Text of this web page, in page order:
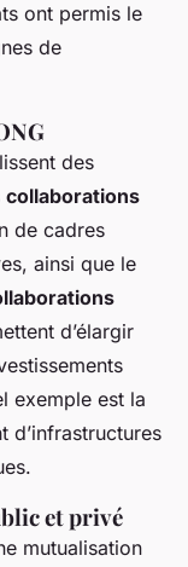
ont permis le
de
des
collaborations
de cadres
ainsi que le
d’élargir
exemple est la
d’infrastructures
et privé
mutualisation